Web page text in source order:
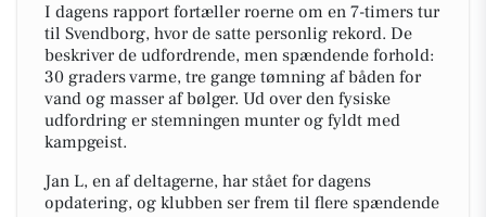
I dagens rapport fortæller roerne om en 7-timers tur
til Svendborg, hvor de satte personlig rekord. De
beskriver de udfordrende, men spændende forhold:
30 graders varme, tre gange tømning af båden for
vand og masser af bølger. Ud over den fysiske
udfordring er stemningen munter og fyldt med
kampgeist.
Jan L, en af deltagerne, har stået for dagens
opdatering, og klubben ser frem til flere spændende